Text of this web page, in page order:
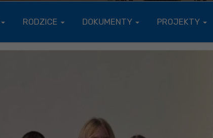
RODZICE DOKUMENTY PROJEKTY